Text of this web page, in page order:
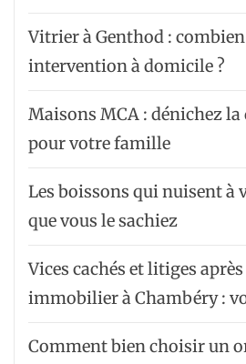
Vitrier à Genthod :
intervention à domicile ?
Maisons MCA : dénichez
pour votre famille
Les boissons qui nuisent à
que vous le sachiez
Vices cachés et litiges
immobilier à Chambéry :
Comment bien choisir un